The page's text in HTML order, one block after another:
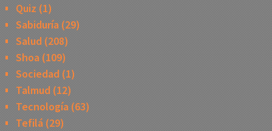
Quiz (1)
Sabiduría(29)
Salud (208)
Shoa(109)
Sociedad(1)
Talmud (12)
Tecnología(63)
Tefilá(29)